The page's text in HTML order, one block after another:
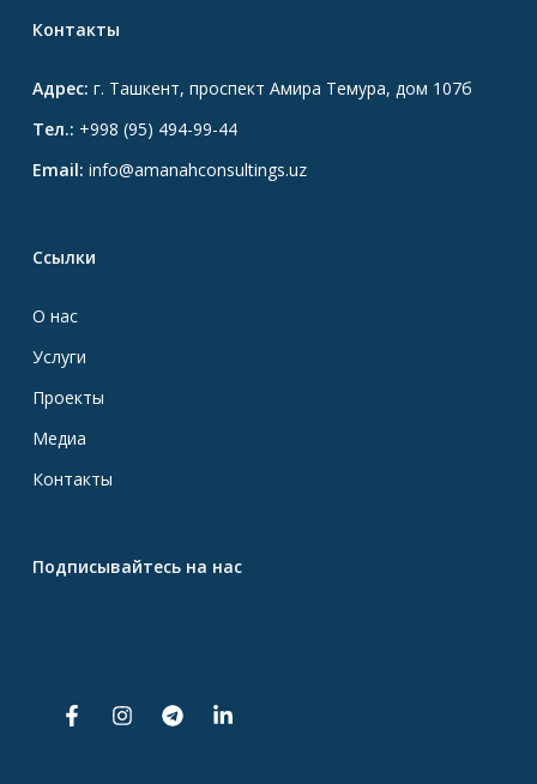
Контакты
Адрес: г. Ташкент, проспект Амира Темура, дом 107б
Тел.: +998 (95) 494-99-44
Email: info@amanahconsultings.uz
Ссылки
О нас
Услуги
Проекты
Медиа
Контакты
Подписывайтесь на нас